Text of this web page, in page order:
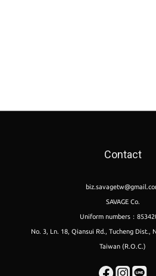
Contact
SAVAGE Co.
Uniform numbers：
No. 3, Ln. 18, Qiansui Rd., Tucheng Dist.,
Taiwan (R.O.C.)